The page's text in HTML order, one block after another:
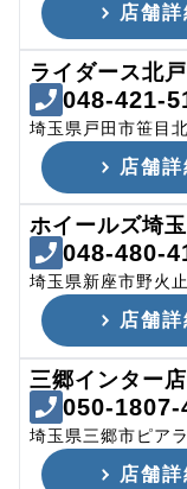
店舗詳
ライダース北
048-421-
埼玉県戸田市笹目
店舗詳
ホイールズ埼
048-480-
埼玉県新座市野火
店舗詳
三郷インター店
050-1807-
埼玉県三郷市ピア
店舗詳